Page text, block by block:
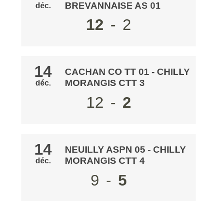
déc.
BREVANNAISE AS 01
12 - 2
14
déc.
CACHAN CO TT 01 - CHILLY
MORANGIS CTT 3
12 - 2
14
déc.
NEUILLY ASPN 05 - CHILLY
MORANGIS CTT 4
9 - 5